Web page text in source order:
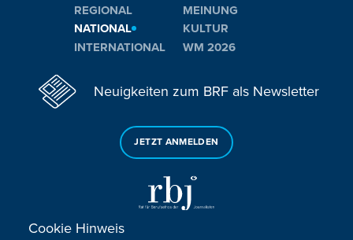
REGIONAL
NATIONAL
INTERNATIONAL
MEINUNG
KULTUR
WM 2026
Neuigkeiten zum BRF als Newsletter
JETZT ANMELDEN
Cookie Hinweis